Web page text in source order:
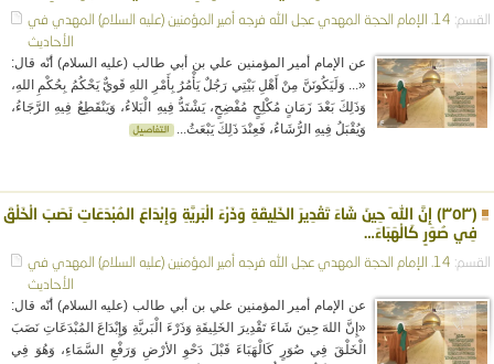
القسم: 14. الإمام الحجة المهدي عجل الله فرجه أمير المؤمنين (عليه السلام) المهدي في
الأحاديث
عن الإمام أمير المؤمنين علي بن أبي طالب (عليه السلام) أنّه قال:
«... وَلَيَكُونَنَّ مِنْ أَهْلِ بَيْتِي رَجُلٌ يَأْمُرُ بِأَمْرِ اللهِ قَويٌّ يَحْكُمُ بِحُكْمِ اللهِ،
وَذَلِكَ بَعْدَ زَمَانٍ مُكْلِحٍ مُفْضِحٍ، يَشْتَدُّ فِيهِ الْبَلاءُ، وَيَنْقَطِعُ فِيهِ الرَّجَاءُ،
وَيُقْبَلُ فِيهِ الرُّشَاءُ، فَعِنْدَ ذَلِكَ يَبْعَثُ...
(٣٥٣) إِنَّ اللهَ حِينَ شَاءَ تَقْدِيرَ الخَلِيقَةِ وَذَرْءَ الْبَريَّةِ وَإِبْدَاعَ المُبْدَعَاتِ نَصَبَ الْخَلْقَ
فِي صُوَرٍ كَالْهَبَاءَ…
القسم: 14. الإمام الحجة المهدي عجل الله فرجه أمير المؤمنين (عليه السلام) المهدي في
الأحاديث
عن الإمام أمير المؤمنين علي بن أبي طالب (عليه السلام) أنّه قال:
«إِنَّ اللهَ حِينَ شَاءَ تَقْدِيرَ الخَلِيقَةِ وَذَرْءَ الْبَريَّةِ وَإِبْدَاعَ المُبْدَعَاتِ نَصَبَ
الْخَلْقَ فِي صُوَرٍ كَالْهَبَاءَ قَبْلَ دَحْوِ الأرْضِ وَرَفْعِ السَّمَاءِ، وَهُوَ فِي